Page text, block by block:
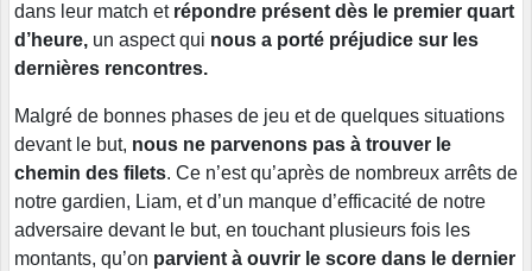
dans leur match etrépondre présent dès le premier quart
d’heure, un aspect qui nous a porté préjudice sur les
dernières rencontres.
Malgré de bonnes phases de jeu et de quelques situations
devant le but, nous ne parvenons pas à trouver le
chemin des filets. Ce n’est qu’après de nombreux arrêts de
notre gardien, Liam, et d’un manque d’efficacité de notre
adversaire devant le but, en touchant plusieurs fois les
montants, qu’on parvient à ouvrir le score dans le dernier